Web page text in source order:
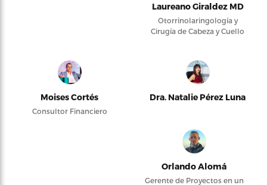
Laureano Giraldez MD
Otorrinolaringología y
Cirugía de Cabeza y Cuello
Moises Cortés
Consultor Financiero
Dra. Natalie Pérez Luna
Orlando Alomá
Gerente de Proyectos en un